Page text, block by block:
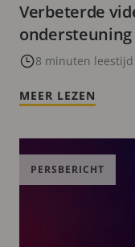
Verbeterde
ondersteuning
System-on-Chip
8 minuten leestijd
MEER LEZEN
PERSBERICHT